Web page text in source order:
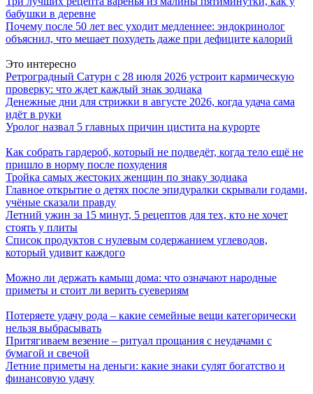
бабушки в деревне
Почему после 50 лет вес уходит медленнее: эндокринолог
объяснил, что мешает похудеть даже при дефиците калорий
Это интересно
Ретроградный Сатурн с 28 июля 2026 устроит кармическую
проверку: что ждет каждый знак зодиака
Денежные дни для стрижки в августе 2026, когда удача сама
идёт в руки
Уролог назвал 5 главных причин цистита на курорте
Как собрать гардероб, который не подведёт, когда тело ещё не
пришло в норму после похудения
Тройка самых жестоких женщин по знаку зодиака
Главное открытие о детях после эпидуралки скрывали годами,
учёные сказали правду
Летний ужин за 15 минут, 5 рецептов для тех, кто не хочет
стоять у плиты
Список продуктов с нулевым содержанием углеводов,
который удивит каждого
Можно ли держать камыш дома: что означают народные
приметы и стоит ли верить суевериям
Потеряете удачу рода – какие семейные вещи категорически
нельзя выбрасывать
Притягиваем везение – ритуал прощания с неудачами с
бумагой и свечой
Летние приметы на деньги: какие знаки сулят богатство и
финансовую удачу